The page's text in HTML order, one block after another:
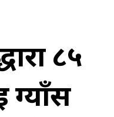
८५
ग्याँस